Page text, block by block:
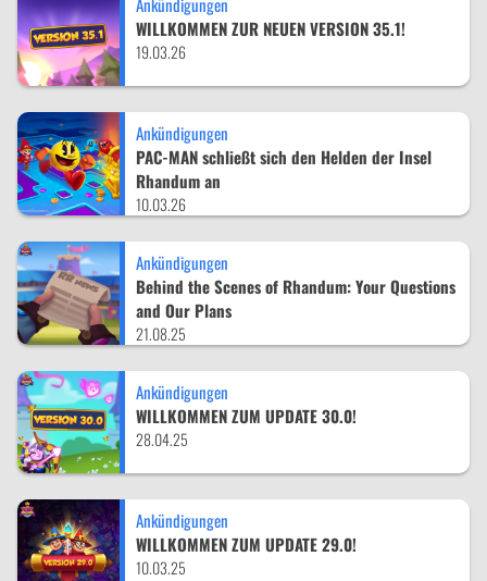
WILLKOMMEN ZUR NEUEN VERSION 35.1!
19.03.26
Ankündigungen
PAC-MAN schließt sich den Helden der Insel
Rhandum an
10.03.26
Ankündigungen
Behind the Scenes of Rhandum: Your Questions
and Our Plans
21.08.25
Ankündigungen
WILLKOMMEN ZUM UPDATE 30.0!
28.04.25
Ankündigungen
WILLKOMMEN ZUM UPDATE 29.0!
10.03.25